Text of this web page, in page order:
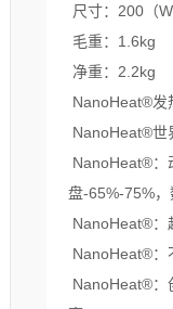
尺寸：200（
毛重：1.6kg
净重：2.2kg
NanoHeat®发
NanoHeat®世
NanoHeat®：
盘-65%-75%
NanoHeat®：
NanoHeat®：
NanoHeat®：